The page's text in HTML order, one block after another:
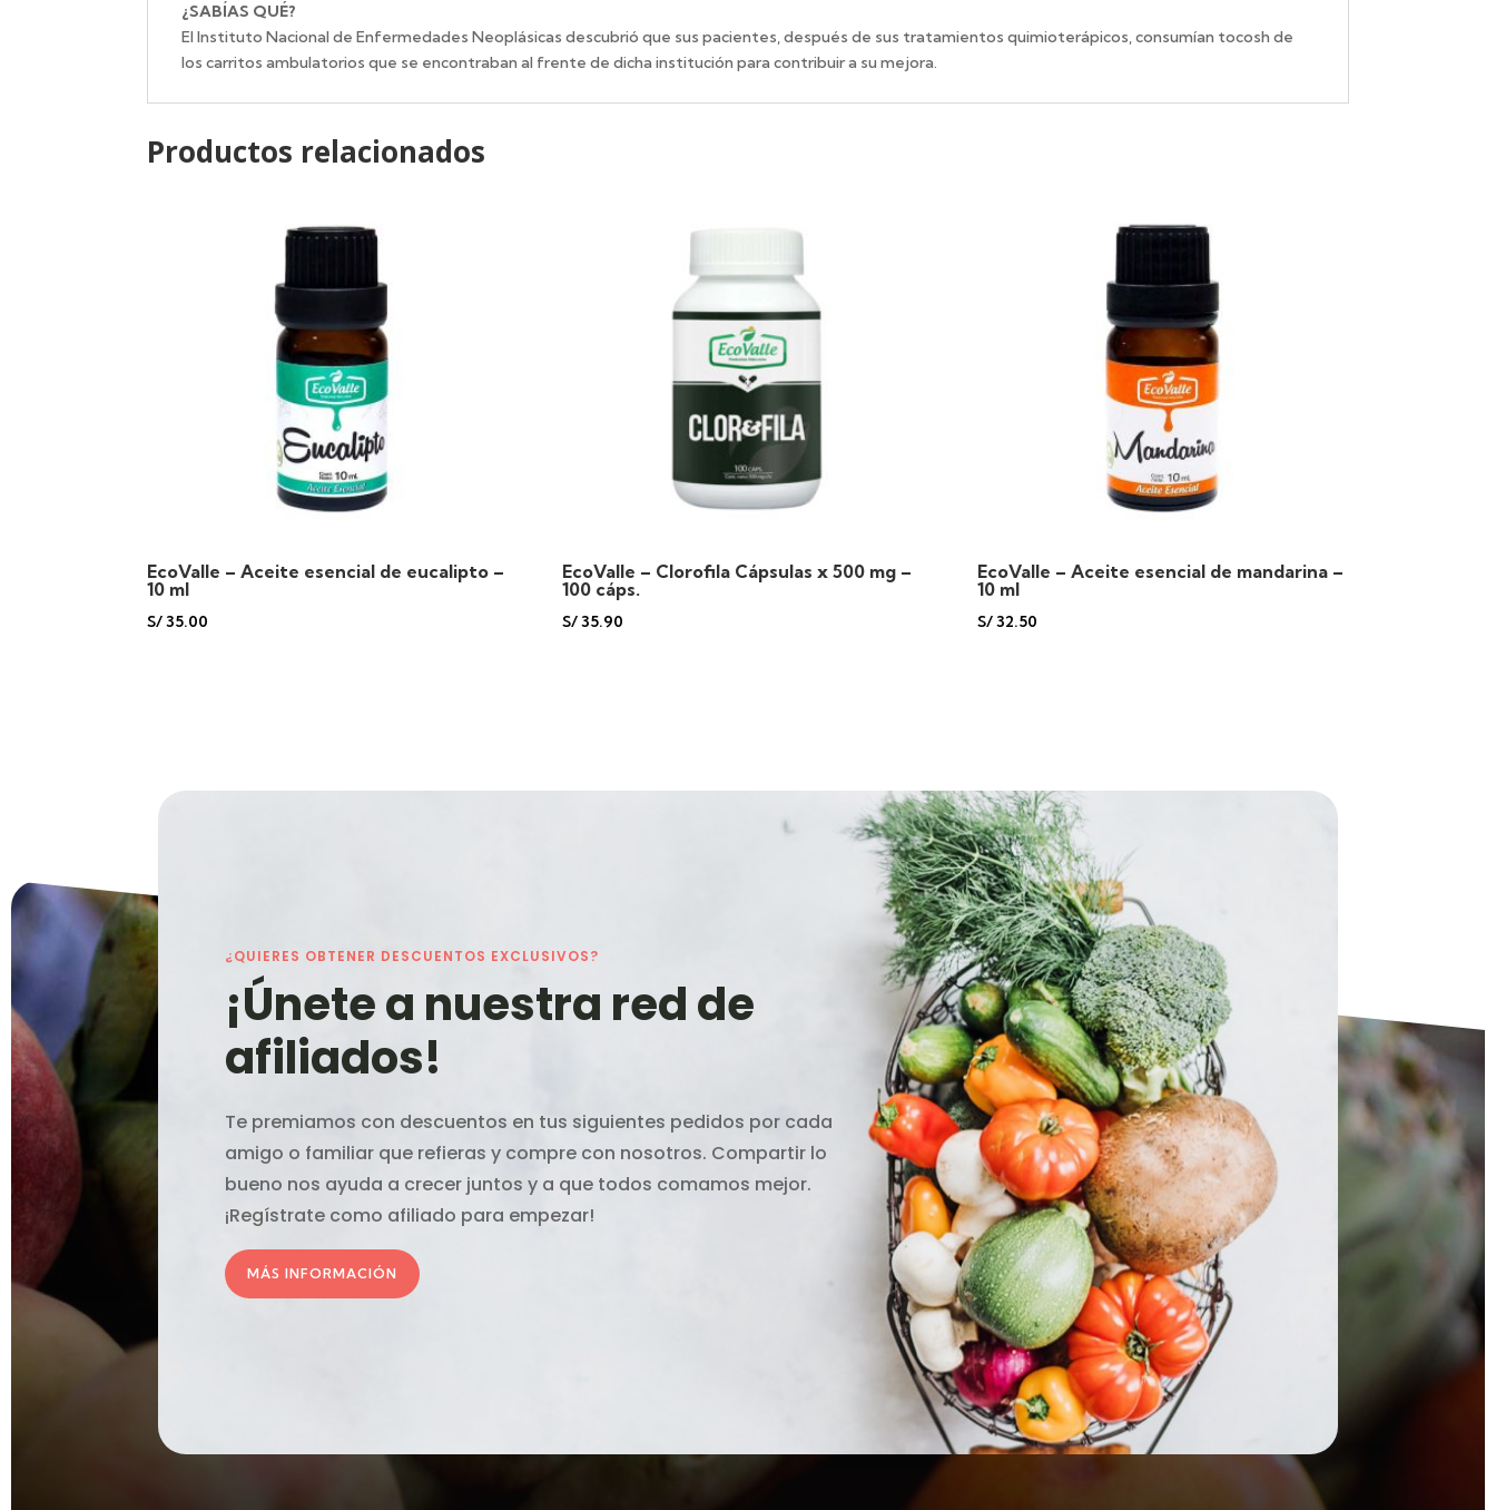
¿SABÍAS QUÉ?
El Instituto Nacional de Enfermedades Neoplásicas descubrió que sus pacientes, después de sus tratamientos quimioterápicos, consumían tocosh de
los carritos ambulatorios que se encontraban al frente de dicha institución para contribuir a su mejora.
Productos relacionados
EcoValle – Aceite esencial de eucalipto –
10 ml
S/35.00
EcoValle – Clorofila Cápsulas x 500 mg –
100 cáps.
S/35.90
EcoValle – Aceite esencial de mandarina –
10 ml
S/32.50
¿QUIERES OBTENER DESCUENTOS EXCLUSIVOS?
¡Únete a nuestra red de
afiliados!
Te premiamos con descuentos en tus siguientes pedidos por cada
amigo o familiar que refieras y compre con nosotros. Compartir lo
bueno nos ayuda a crecer juntos y a que todos comamos mejor.
¡Regístrate como afiliado para empezar!
MÁS INFORMACIÓN